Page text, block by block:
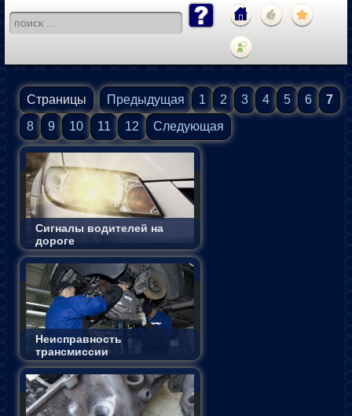
Страницы Предыдущая 1 2 3 4 5 6
7
8
9 10 11 12 Следующая
Сигналы водителей на
дороге
Неисправность
трансмиссии